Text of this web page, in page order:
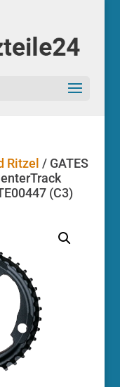
Ritzel / GATES
(C3)